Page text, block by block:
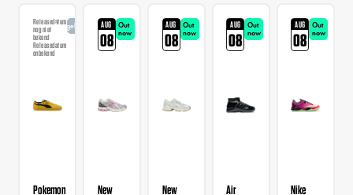
Releasedatum
nog niet
bekend
Releasedatum
onbekend
Aangekondigd
Pokemon
AUG
08
Out
now
New
AUG
08
Out
now
New
AUG
08
Out
now
Air
AUG
08
Out
now
Nike